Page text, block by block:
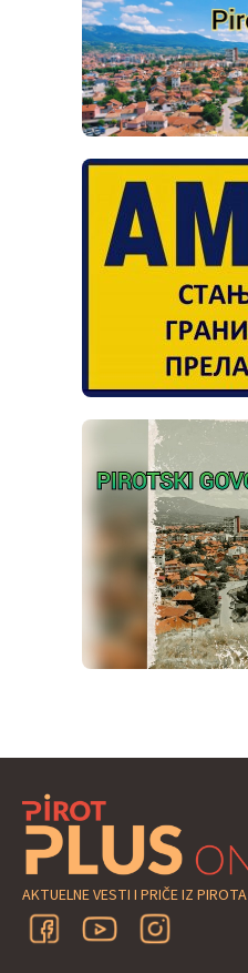
AKTUELNE VESTI I PRIČE IZ PIROTA